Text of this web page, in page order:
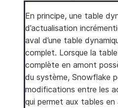
En principe, une table
d’actualisation
aval d’une table
complet. Lorsque la
complète en amont
du système, Snowflake
modifications entre les
qui permet aux tables en